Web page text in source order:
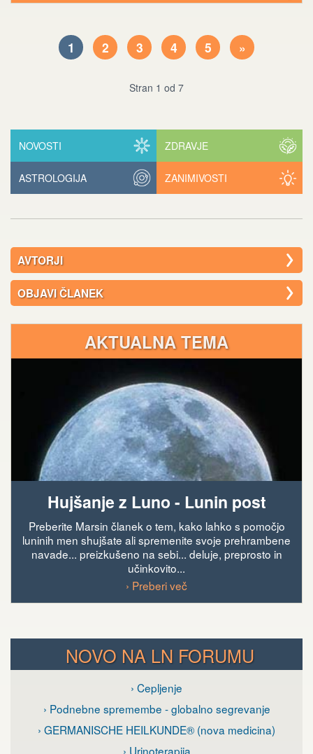
1 2 3 4 5 »
Stran 1 od 7
NOVOSTI ZDRAVJE
ASTROLOGIJA ZANIMIVOSTI
AVTORJI
OBJAVI ČLANEK
AKTUALNA TEMA
Hujšanje z Luno - Lunin post
Preberite Marsin članek o tem, kako lahko s pomočjo
luninih men shujšate ali spremenite svoje prehrambene
navade... preizkušeno na sebi... deluje, preprosto in
učinkovito...
› Preberi več
NOVO NA LN FORUMU
› Cepljenje
› Podnebne spremembe - globalno segrevanje
› GERMANISCHE HEILKUNDE® (nova medicina)
› Urinoterapija